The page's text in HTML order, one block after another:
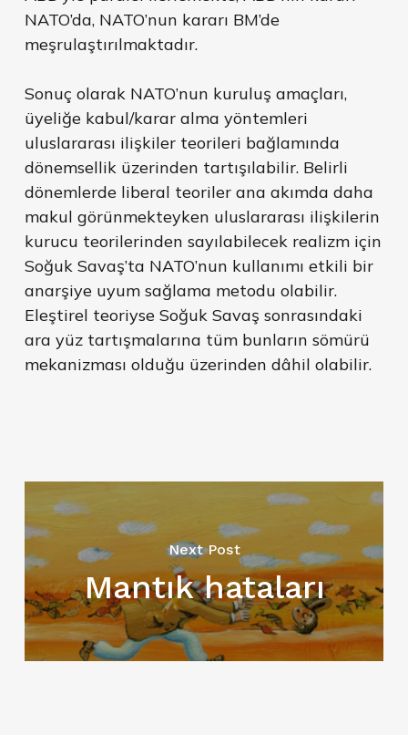
NATO’da, NATO’nun kararı BM’de
meşrulaştırılmaktadır.
Sonuç olarak NATO’nun kuruluş amaçları,
üyeliğe kabul/karar alma yöntemleri
uluslararası ilişkiler teorileri bağlamında
dönemsellik üzerinden tartışılabilir. Belirli
dönemlerde liberal teoriler ana akımda daha
makul görünmekteyken uluslararası ilişkilerin
kurucu teorilerinden sayılabilecek realizm için
Soğuk Savaş’ta NATO’nun kullanımı etkili bir
anarşiye uyum sağlama metodu olabilir.
Eleştirel teoriyse Soğuk Savaş sonrasındaki
ara yüz tartışmalarına tüm bunların sömürü
mekanizması olduğu üzerinden dâhil olabilir.
Next Post
Mantık hataları